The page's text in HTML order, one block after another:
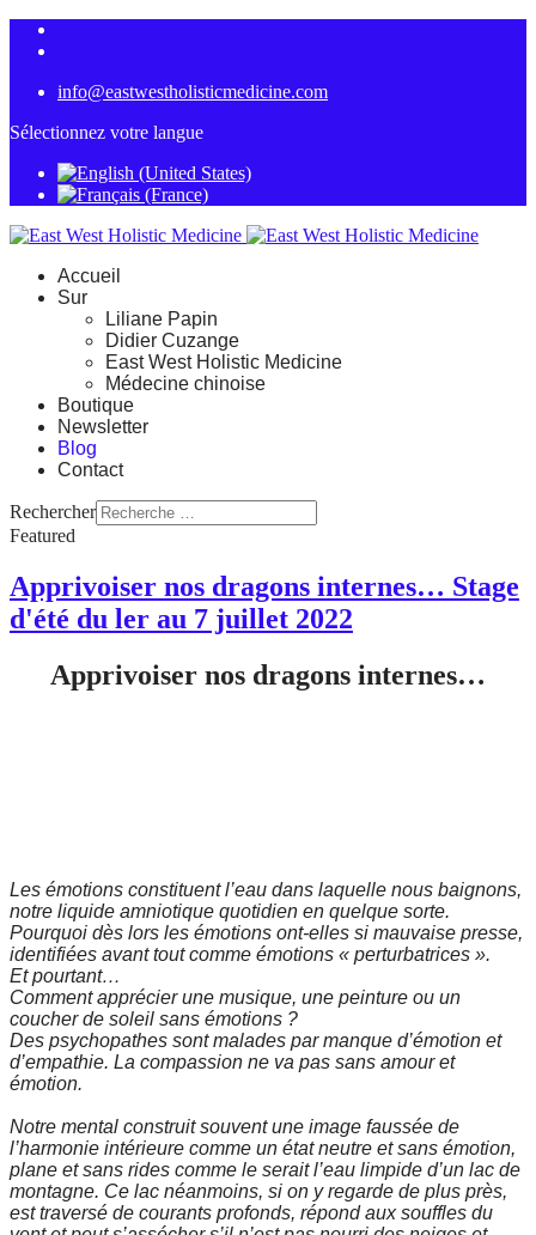
info@eastwestholisticmedicine.com
Sélectionnez votre langue
Accueil
Sur
Liliane Papin
Didier Cuzange
East West Holistic Medicine
Médecine chinoise
Boutique
Newsletter
Blog
Contact
Rechercher
Featured
Apprivoiser nos dragons internes… Stage
d'été du ler au 7 juillet 2022
Apprivoiser nos dragons internes…
Les émotions constituent l’eau dans laquelle nous baignons,
notre liquide amniotique quotidien en quelque sorte.
Pourquoi dès lors les émotions ont-elles si mauvaise presse,
identifiées avant tout comme émotions « perturbatrices ».
Et pourtant…
Comment apprécier une musique, une peinture ou un
coucher de soleil sans émotions ?
Des psychopathes sont malades par manque d’émotion et
d’empathie. La compassion ne va pas sans amour et
émotion.
Notre mental construit souvent une image faussée de
l’harmonie intérieure comme un état neutre et sans émotion,
plane et sans rides comme le serait l’eau limpide d’un lac de
montagne. Ce lac néanmoins, si on y regarde de plus près,
est traversé de courants profonds, répond aux souffles du